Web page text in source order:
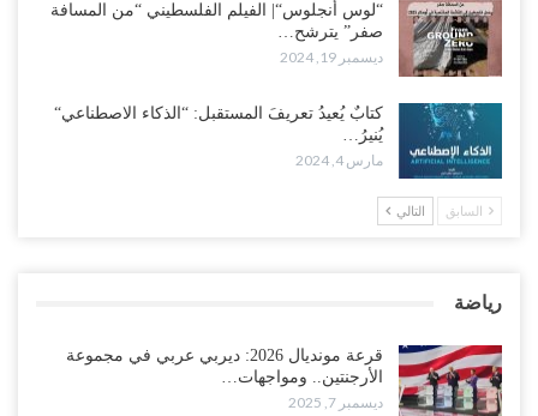
“لوس أنجلوس“| الفيلم الفلسطيني “من المسافة
صفر” يترشح…
ديسمبر 19, 2024
كتابٌ يُعيدُ تعريفَ المستقبل: “الذكاء الاصطناعي“
يُنيرُ…
مارس 4, 2024
السابق التالي
رياضة
قرعة مونديال 2026: ديربي عربي في مجموعة
الأرجنتين.. ومواجهات…
ديسمبر 7, 2025